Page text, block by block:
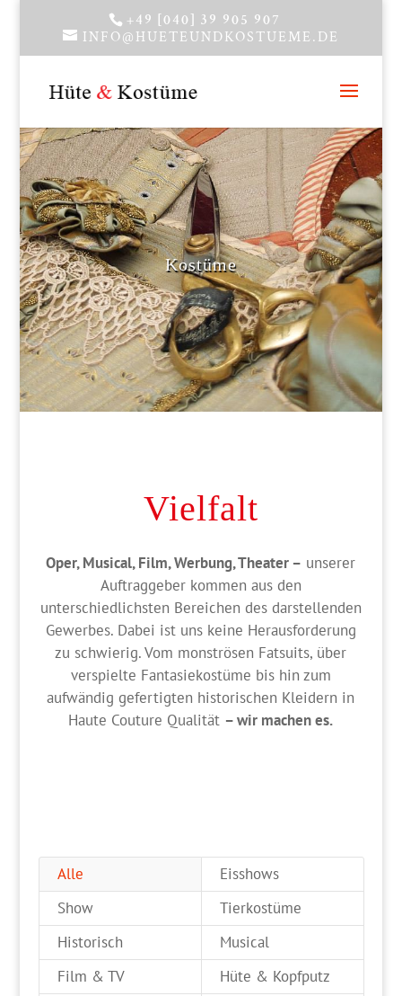
+49 [040] 39 905 907
INFO@HUETEUNDKOSTUEME.DE
Kostüme
Vielfalt
Oper, Musical, Film, Werbung, Theater – unserer
Auftraggeber kommen aus den
unterschiedlichsten Bereichen des darstellenden
Gewerbes. Dabei ist uns keine Herausforderung
zu schwierig. Vom monströsen Fatsuits, über
verspielte Fantasiekostüme bis hin zum
aufwändig gefertigten historischen Kleidern in
Haute Couture Qualität – wir machen es.
Alle
Eisshows
Show
Tierkostüme
Historisch
Musical
Film & TV
Hüte & Kopfputz